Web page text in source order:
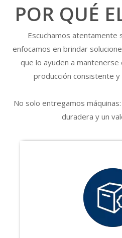
03.
Aplicar a cosméticos, bebidas,
industrias, puede etiquetar
botellas de PET, botellas de
POR QUÉ
Escuchamos atentamente
enfocamos en brindar
que lo ayuden a
producción consistente
No solo entregamos
duradera y un